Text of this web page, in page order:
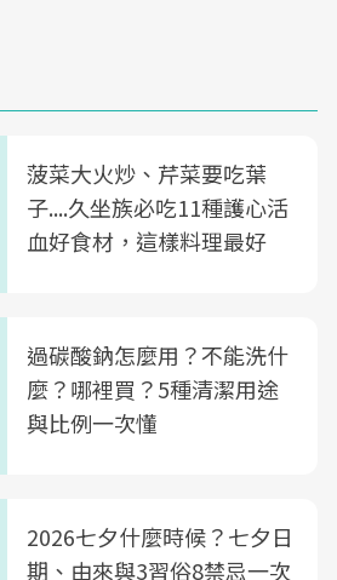
菠菜大火炒、芹菜要吃葉
子....久坐族必吃11種護心活
血好食材，這樣料理最好
過碳酸鈉怎麼用？不能洗什
麼？哪裡買？5種清潔用途
與比例一次懂
2026七夕什麼時候？七夕日
期、由來與3習俗8禁忌一次